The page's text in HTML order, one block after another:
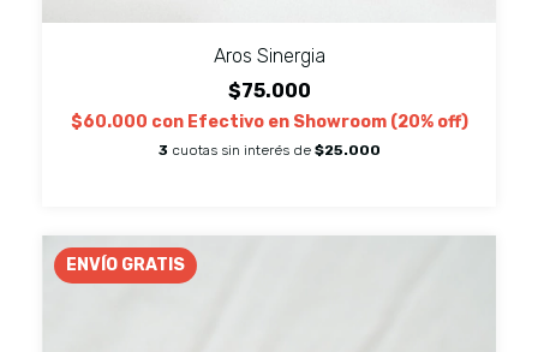
Aros Sinergia
$75.000
$60.000 con Efectivo en Showroom (20% off)
3 cuotas sin interés de $25.000
ENVÍO GRATIS